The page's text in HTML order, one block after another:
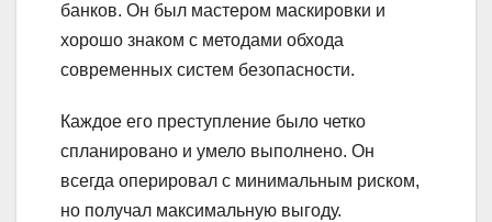
банков. Он был мастером маскировки и
хорошо знаком с методами обхода
современных систем безопасности.
Каждое его преступление было четко
спланировано и умело выполнено. Он
всегда оперировал с минимальным риском,
но получал максимальную выгоду.